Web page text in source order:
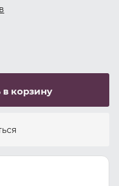
корзину